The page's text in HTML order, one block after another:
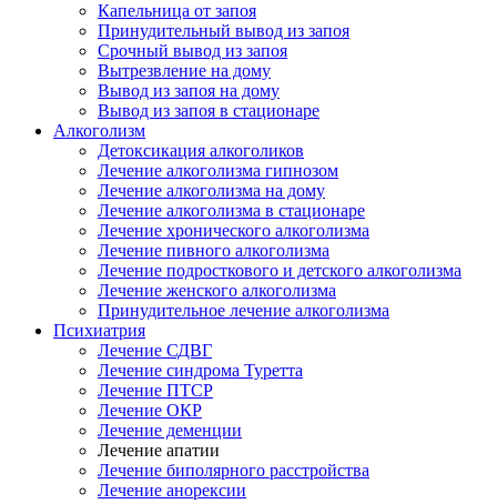
Капельница от запоя
Принудительный вывод из запоя
Срочный вывод из запоя
Вытрезвление на дому
Вывод из запоя на дому
Вывод из запоя в стационаре
Алкоголизм
Детоксикация алкоголиков
Лечение алкоголизма гипнозом
Лечение алкоголизма на дому
Лечение алкоголизма в стационаре
Лечение хронического алкоголизма
Лечение пивного алкоголизма
Лечение подросткового и детского алкоголизма
Лечение женского алкоголизма
Принудительное лечение алкоголизма
Психиатрия
Лечение СДВГ
Лечение синдрома Туретта
Лечение ПТСР
Лечение ОКР
Лечение деменции
Лечение апатии
Лечение биполярного расстройства
Лечение анорексии